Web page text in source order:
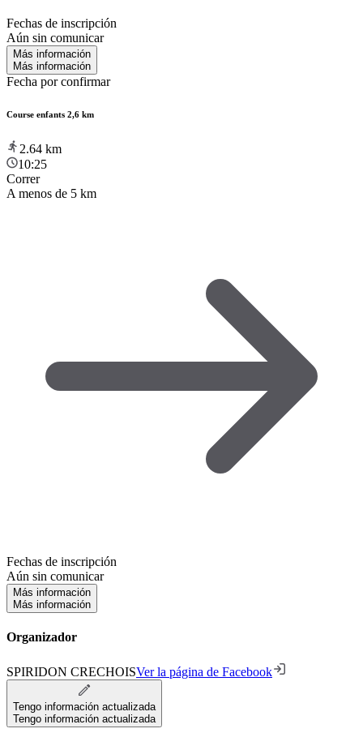
Fechas de inscripción
Aún sin comunicar
Más información
Más información
Fecha por confirmar
Course enfants 2,6 km
2.64 km
10:25
Correr
A menos de 5 km
Fechas de inscripción
Aún sin comunicar
Más información
Más información
Organizador
SPIRIDON CRECHOISVer la página de Facebook
Tengo información actualizada
Tengo información actualizada